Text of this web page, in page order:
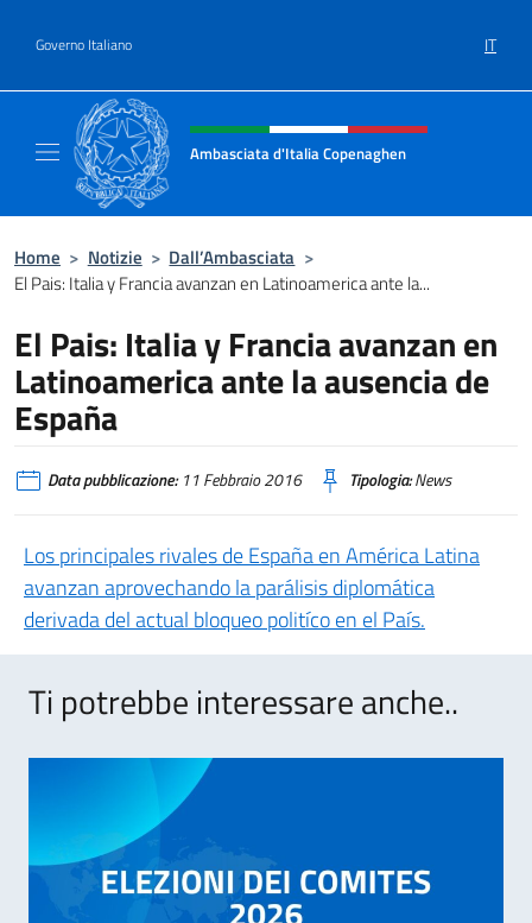
Governo Italiano IT
Intestazione sito, social e menù
Ambasciata d'Italia Copenaghen
Home > Notizie > Dall’Ambasciata >
El Pais: Italia y Francia avanzan en Latinoamerica ante la...
El Pais: Italia y Francia avanzan en
Latinoamerica ante la ausencia de
España
Data pubblicazione:11 Febbraio 2016 Tipologia:News
Los principales rivales de España en América Latina
avanzan aprovechando la parálisis diplomática
derivada del actual bloqueo politíco en el País.
Ti potrebbe interessare anche..